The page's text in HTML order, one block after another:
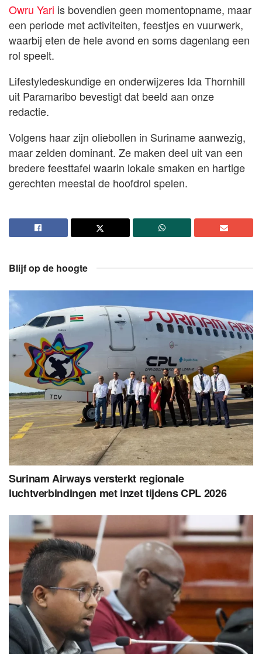
Owru Yari is bovendien geen momentopname, maar
een periode met activiteiten, feestjes en vuurwerk,
waarbij eten de hele avond en soms dagenlang een
rol speelt.
Lifestyledeskundige en onderwijzeres Ida Thornhill
uit Paramaribo bevestigt dat beeld aan onze
redactie.
Volgens haar zijn oliebollen in Suriname aanwezig,
maar zelden dominant. Ze maken deel uit van een
bredere feesttafel waarin lokale smaken en hartige
gerechten meestal de hoofdrol spelen.
Blijf op de hoogte
Surinam Airways versterkt regionale
luchtverbindingen met inzet tijdens CPL 2026